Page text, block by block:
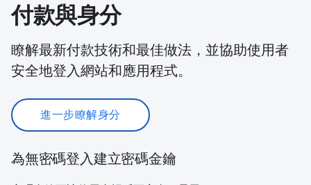
付款與身分
瞭解最新付款技術和最佳做法，並協助使用者
安全地登入網站和應用程式。
進一步瞭解身分
為無密碼登入建立密碼金鑰